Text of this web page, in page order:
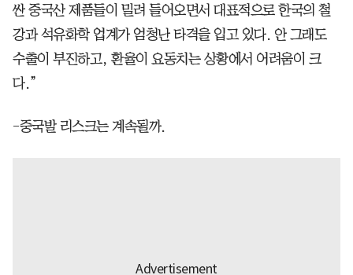
싼 중국산 제품들이 밀려 들어오면서 대표적으로 한국의 철
강과 석유화학 업계가 엄청난 타격을 입고 있다. 안 그래도
수출이 부진하고, 환율이 요동치는 상황에서 어려움이 크
다.”
-중국발 리스크는 계속될까.